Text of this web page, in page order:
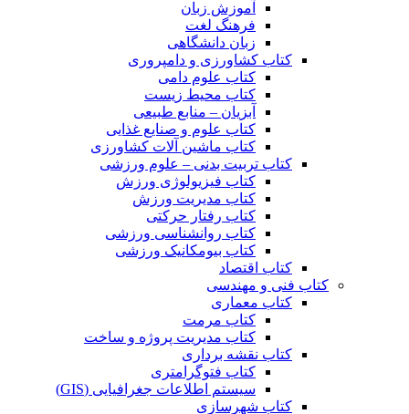
آموزش زبان
فرهنگ لغت
زبان دانشگاهی
کتاب کشاورزی و دامپروری
کتاب علوم دامی
کتاب محیط زیست
آبزیان – منابع طبیعی
کتاب علوم و صنایع غذایی
کتاب ماشین آلات کشاورزی
کتاب تربیت بدنی – علوم ورزشی
کتاب فیزیولوژی ورزش
کتاب مدیریت ورزش
کتاب رفتار حرکتی
کتاب روانشناسی ورزشی
کتاب بیومکانیک ورزشی
کتاب اقتصاد
کتاب فنی و مهندسی
کتاب معماری
کتاب مرمت
کتاب مدیریت پروژه و ساخت
کتاب نقشه برداری
کتاب فتوگرامتری
سیستم اطلاعات جغرافیایی (GIS)
کتاب شهرسازی